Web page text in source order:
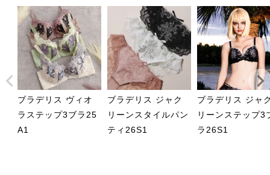
ブラデリス ヴィオ
ラステップ3ブラ25
A1
ブラデリス ジャク
リーンスタイルパン
ティ26S1
ブラデリス ジャ
リーンステップ3
ラ26S1